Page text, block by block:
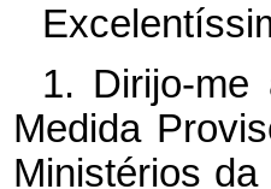
1. Dirijo-me
Medida
Ministérios